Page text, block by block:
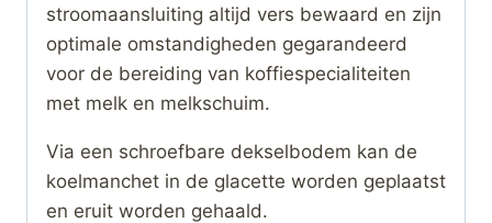
stroomaansluiting altijd vers bewaard en zijn
optimale omstandigheden gegarandeerd
voor de bereiding van koffiespecialiteiten
met melk en melkschuim.
Via een schroefbare dekselbodem kan de
koelmanchet in de glacette worden geplaatst
en eruit worden gehaald.